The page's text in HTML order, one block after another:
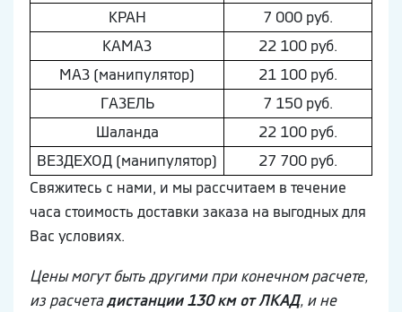
КРАН
7 000 руб.
КAМAЗ
22 100 руб.
МAЗ (манипулятор)
21 100 руб.
ГAЗEЛЬ
7 150 руб.
Шaлaнда
22 100 руб.
ВEЗДEХОД (манипулятор)
27 700 руб.
Свяжитесь с нами, и мы рассчитаем в течение
часа стоимость доставки заказа на выгодных для
Вас условиях.
Цены могут быть другими при конечном расчете,
из расчетадистанции 130 км от ЛКАД, и не